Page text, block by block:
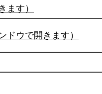
ます）
ウで開きます）